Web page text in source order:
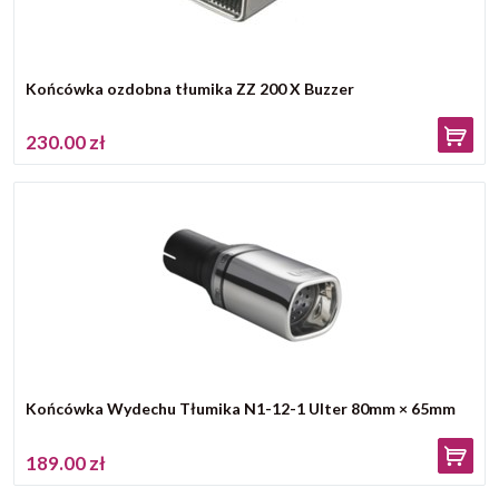
Końcówka ozdobna tłumika ZZ 200 X Buzzer
230.00 zł
Końcówka Wydechu Tłumika N1-12-1 Ulter 80mm × 65mm
189.00 zł